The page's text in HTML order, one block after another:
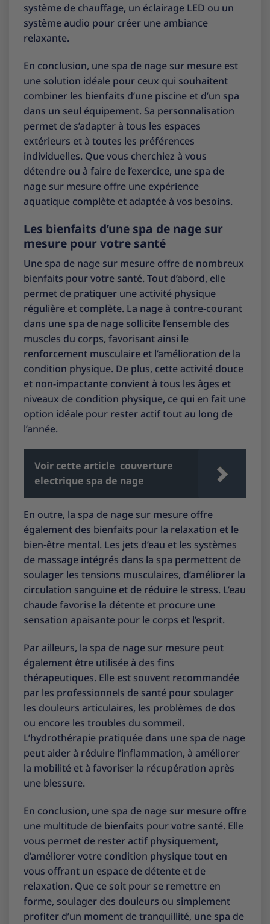
système de chauffage, un éclairage LED ou un
système audio pour créer une ambiance
relaxante.
En conclusion, une spa de nage sur mesure est
une solution idéale pour ceux qui souhaitent
combiner les bienfaits d’une piscine et d’un spa
dans un seul équipement. Sa personnalisation
permet de s’adapter à tous les espaces
extérieurs et à toutes les préférences
individuelles. Que vous cherchiez à vous
détendre ou à faire de l’exercice, une spa de
nage sur mesure offre une expérience
aquatique complète et adaptée à vos besoins.
Les bienfaits d’une spa de nage sur
mesure pour votre santé
Une spa de nage sur mesure offre de nombreux
bienfaits pour votre santé. Tout d’abord, elle
permet de pratiquer une activité physique
régulière et complète. La nage à contre-courant
dans une spa de nage sollicite l’ensemble des
muscles du corps, favorisant ainsi le
renforcement musculaire et l’amélioration de la
condition physique. De plus, cette activité douce
et non-impactante convient à tous les âges et
niveaux de condition physique, ce qui en fait une
option idéale pour rester actif tout au long de
l’année.
Voir cette article couverture
electrique spa de nage
En outre, la spa de nage sur mesure offre
également des bienfaits pour la relaxation et le
bien-être mental. Les jets d’eau et les systèmes
de massage intégrés dans la spa permettent de
soulager les tensions musculaires, d’améliorer la
circulation sanguine et de réduire le stress. L’eau
chaude favorise la détente et procure une
sensation apaisante pour le corps et l’esprit.
Par ailleurs, la spa de nage sur mesure peut
également être utilisée à des fins
thérapeutiques. Elle est souvent recommandée
par les professionnels de santé pour soulager
les douleurs articulaires, les problèmes de dos
ou encore les troubles du sommeil.
L’hydrothérapie pratiquée dans une spa de nage
peut aider à réduire l’inflammation, à améliorer
la mobilité et à favoriser la récupération après
une blessure.
En conclusion, une spa de nage sur mesure offre
une multitude de bienfaits pour votre santé. Elle
vous permet de rester actif physiquement,
d’améliorer votre condition physique tout en
vous offrant un espace de détente et de
relaxation. Que ce soit pour se remettre en
forme, soulager des douleurs ou simplement
profiter d’un moment de tranquillité, une spa de